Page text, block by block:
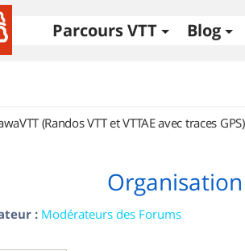
Parcours VTT Blog
(Randos VTT et VTTAE avec traces GPS)
: Modérateurs des Forums